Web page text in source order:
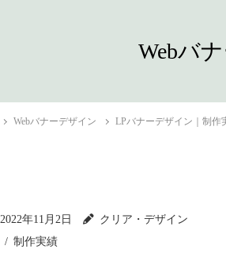
Webバ
Webバナーデザイン LPバナーデザイン｜制作
2022年11月2日
クリア・デザイン
制作実績